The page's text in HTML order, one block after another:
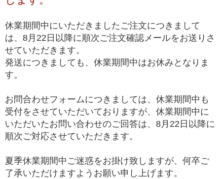
*1 トップクオリティは、品質が最も高いという意味で一般に用いられ、最
休業期間中にいただきましたご注文につきまして
は、8月22日以降に順次ご注文確認メールをお送りさ
せていただきます。
発送につきましても、休業期間中はお休みとなりま
す。
お問合わせフォームにつきましては、休業期間中も
受付をさせていただいておりますが、休業期間中に
いただいたお問い合わせのご回答は、8月22日以降に
順次ご対応させていただきます。
夏季休業期間中ご迷惑をお掛け致しますが、何卒ご
了承いただけますようお願い申し上げます。